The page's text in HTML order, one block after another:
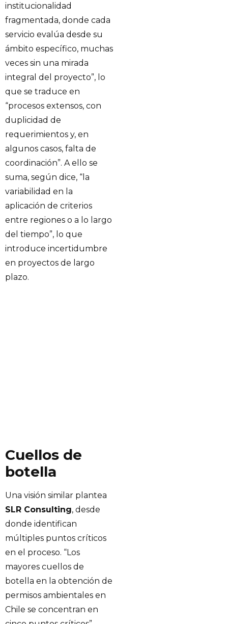
institucionalidad
fragmentada, donde cada
servicio evalúa desde su
ámbito específico, muchas
veces sin una mirada
integral del proyecto”, lo
que se traduce en
“procesos extensos, con
duplicidad de
requerimientos y, en
algunos casos, falta de
coordinación”. A ello se
suma, según dice, “la
variabilidad en la
aplicación de criterios
entre regiones o a lo largo
del tiempo”, lo que
introduce incertidumbre
en proyectos de largo
plazo.
Cuellos de
botella
Una visión similar plantea
SLR Consulting, desde
donde identifican
múltiples puntos críticos
en el proceso. “Los
mayores cuellos de
botella en la obtención de
permisos ambientales en
Chile se concentran en